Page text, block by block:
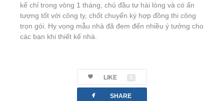
kế chỉ trong vòng 1 tháng, chủ đầu tư hài lòng và có ấn
tượng tốt với công ty, chốt chuyển ký hợp đồng thi công
trọn gói. Hy vọng mẫu nhà đã đem đến nhiều ý tưởng cho
các bạn khi thiết kế nhà.
LIKE 0
facebook SHARE